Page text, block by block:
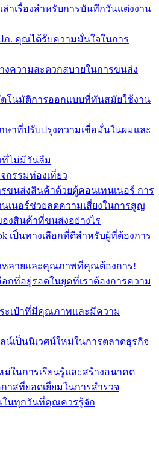
ล่าเรื่องสำหรับการบันทึกวันแต่งงาน
ภ. คุณได้รับความมั่นใจในการ
งความสะดวกสบายในการขนส่ง
โนมัติการออกแบบที่ทันสมัยใช้งาน
ษาที่ปรับปรุงความเชื่อมั่นในผมและ
ไม่มีวันลืม
กรรมท่องเที่ยว
ขนส่งสินค้าด้วยตู้คอนเทนเนอร์ การ
เนอร์ช่วยลดความเสี่ยงในการสูญ
องสินค้าที่ขนส่งอย่างไร
เป็นทางเลือกที่ดีสำหรับผู้ที่ต้องการ
หลายและคุณภาพที่คุณต้องการ!
อกที่อยู่รอดในยุคที่เราต้องการความ
ะเป๋าที่มีคุณภาพและมีความ
เป็นนิเวศน์ใหม่ในการตลาดธุรกิจ
ม่ในการเรียนรู้และสร้างอนาคต
าสที่ยอดเยี่ยมในการสำรวจ
ในทุกวันที่คุณควรรู้จัก